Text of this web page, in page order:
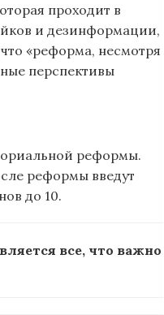
проходит в
и дезинформации,
«реформа, несмотря
перспективы
реформы.
реформы введут
до 10.
все, что важно